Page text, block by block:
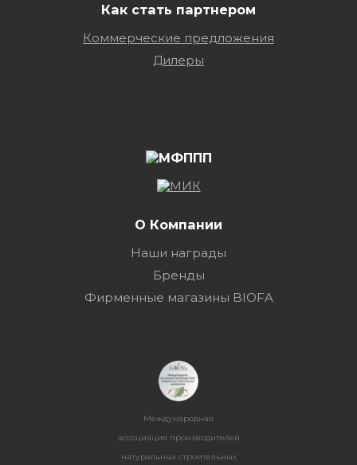
Как стать партнером
Коммерческие предложения
Дилеры
О Компании
Наши награды
Бренды
Фирменные магазины BIOFA
Международная
ассоциация производителей
натуральных строительных